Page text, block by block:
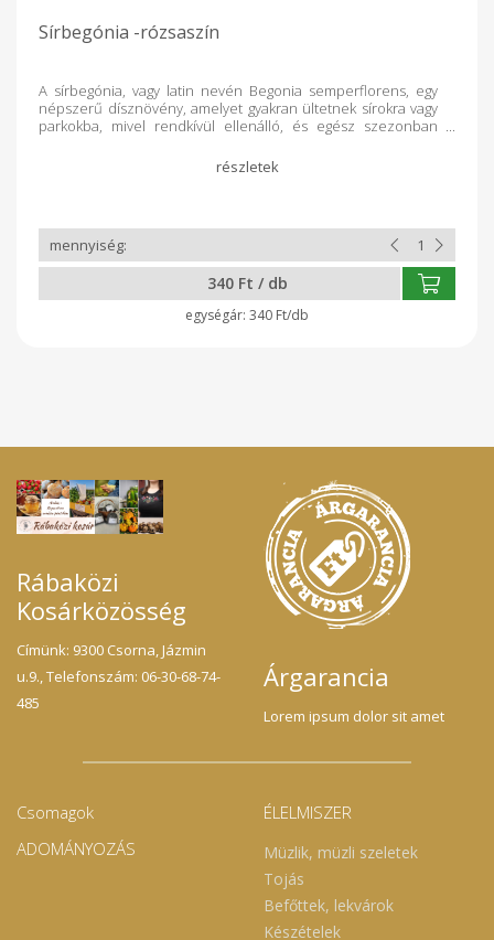
Sírbegónia -rózsaszín
A sírbegónia, vagy latin nevén Begonia semperflorens, egy
népszerű dísznövény, amelyet gyakran ültetnek sírokra vagy
parkokba, mivel rendkívül ellenálló, és egész szezonban
Megjelenés: kicsi, kompakt növény, melynek levelei zöldek,
húsosak és fényesek. Virágok: Apró virágai folyamatosan
félárnyékos helyeket, és jó vízelvezetésű talajban fejlődik.
Felhasználás: Ideális sírok, virágágyások és balkonládák
beültetésére.
340 Ft / db
340 Ft/db
Rábaközi
Kosárközösség
Címünk: 9300 Csorna, Jázmin
u.9., Telefonszám: 06-30-68-74-
485
Árgarancia
Lorem ipsum dolor sit amet
Csomagok
ADOMÁNYOZÁS
ÉLELMISZER
Müzlik, müzli szeletek
Tojás
Befőttek, lekvárok
Készételek